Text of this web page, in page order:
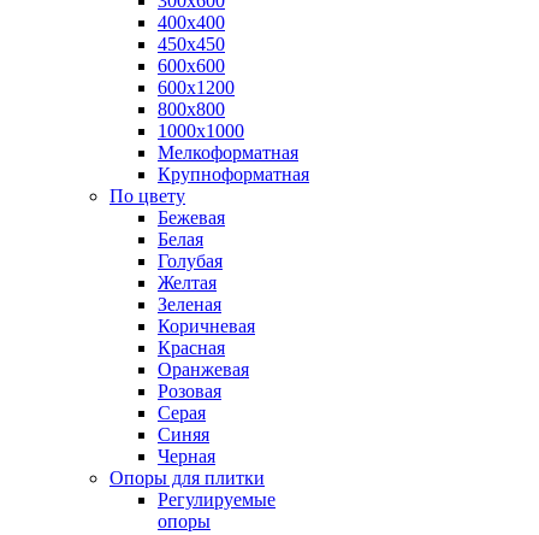
400х400
450х450
600х600
600х1200
800х800
1000х1000
Мелкоформатная
Крупноформатная
По цвету
Бежевая
Белая
Голубая
Желтая
Зеленая
Коричневая
Красная
Оранжевая
Розовая
Серая
Синяя
Черная
Опоры для плитки
Регулируемые
опоры